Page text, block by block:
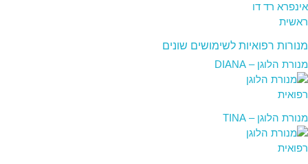
מנורות רפואיות לשימושים שונים
מנורת הלוגן – DIANA
מנורת הלוגן – TINA